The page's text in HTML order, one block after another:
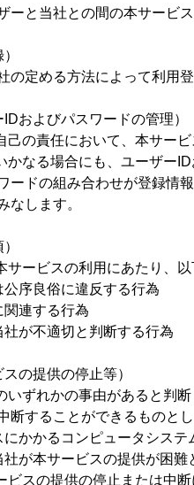
ーと当社との間の本サービ
の定める方法によって利用
およびパスワードの管理）
己の責任において、本サー
かなる場合にも、ユーザー
ードの組み合わせが登録情
なします。
サービスの利用にあたり、
公序良俗に違反する行為
関連する行為
社が不適切と判断する行為
の提供の停止等）
いずれかの事由があると判
断することができるものとし
にかかるコンピュータシス
社が本サービスの提供が困難
ビスの提供の停止または中